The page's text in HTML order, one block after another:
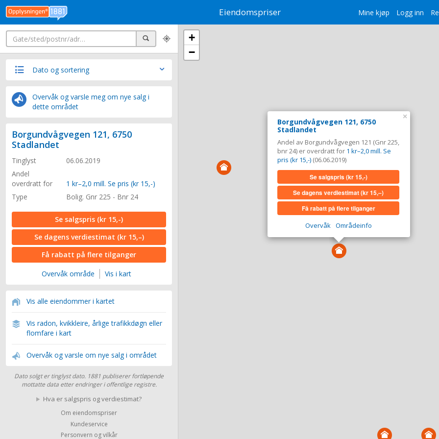
Mine kjøp Logg inn
Eiendomspriser
Søk
Dato og sortering
Overvåk og varsle meg om nye salg i
dette området
Borgundvågvegen 121, 6750
Stadlandet
Tinglyst
06.06.2019
Andel
overdratt for
1 kr–2,0 mill. Se pris (kr 15,-)
Type
Bolig. Gnr 225 - Bnr 24
Se salgspris (kr 15,-)
Se dagens verdiestimat (kr 15,–)
Få rabatt på flere tilganger
Overvåk område Vis i kart
Vis alle eiendommer i kartet
Vis radon, kvikkleire, årlige trafikkdøgn eller
flomfare i kart
Overvåk og varsle om nye salg i området
Dato solgt er tinglyst dato. 1881 publiserer fortløpende
mottatte data etter endringer i offentlige registre.
Hva er salgspris og verdiestimat?
Om eiendomspriser
Kundeservice
Personvern og vilkår
Borgundvågvegen 121, 6750
Stadlandet
Andel av Borgundvågvegen 121 (Gnr 225,
bnr 24) er overdratt for 1 kr–2,0 mill. Se
pris (kr 15,-) (06.06.2019)
Se salgspris(kr 15,-)
Se dagens verdiestimat(kr 15,–)
Få rabatt på flere tilganger
Overvåk Områdeinfo
×
+
−